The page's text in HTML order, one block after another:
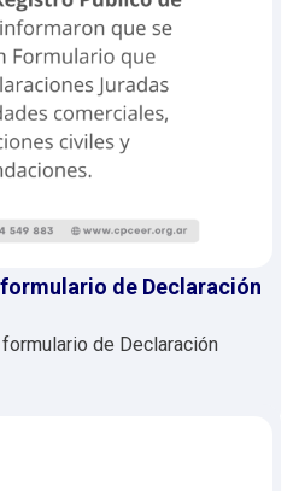
de Declaración
de Declaración